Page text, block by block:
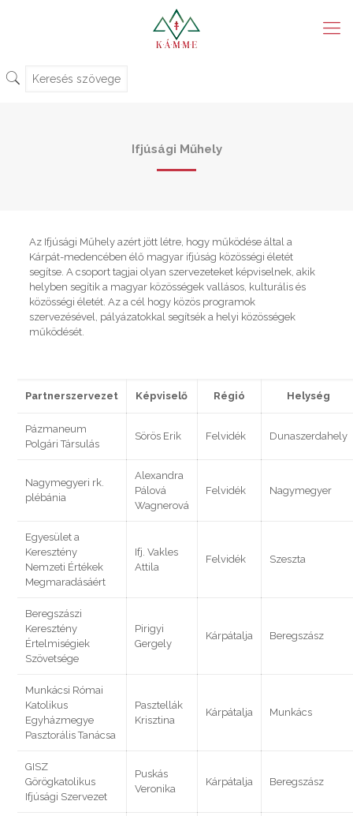
Ifjúsági Műhely
Az Ifjúsági Műhely azért jött létre, hogy működése által a
Kárpát-medencében élő magyar ifjúság közösségi életét
segítse. A csoport tagjai olyan szervezeteket képviselnek, akik
helyben segítik a magyar közösségek vallásos, kulturális és
közösségi életét. Az a cél hogy közös programok
szervezésével, pályázatokkal segítsék a helyi közösségek
működését.
Partnerszervezet Képviselő Régió Helység
Pázmaneum
Polgári Társulás
Sörös Erik Felvidék Dunaszerdahely
Nagymegyeri rk.
plébánia
Alexandra
Pálová
Wagnerová
Felvidék Nagymegyer
Egyesület a
Keresztény
Nemzeti Értékek
Megmaradásáért
Ifj. Vakles
Attila
Felvidék Szeszta
Beregszászi
Keresztény
Értelmiségiek
Szövetsége
Pirigyi
Gergely
Kárpátalja Beregszász
Munkácsi Római
Katolikus
Egyházmegye
Pasztorális Tanácsa
Pasztellák
Krisztina
Kárpátalja Munkács
GISZ
Görögkatolikus
Ifjúsági Szervezet
Puskás
Veronika
Kárpátalja Beregszász